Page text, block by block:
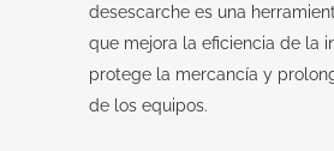
desescarche es una
que mejora la eficiencia de la
protege la mercancía y
de los equipos.